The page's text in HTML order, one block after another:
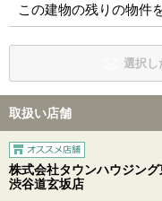
この建物の残りの物件
選択し
取扱い店舗
株式会社タウンハウジング
渋谷道玄坂店